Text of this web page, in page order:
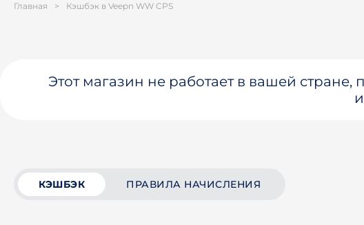
Главная > Кэшбэк в Veepn WW CPS
Этот магазин не работает в вашей стране,
КЭШБЭК ПРАВИЛА НАЧИСЛЕНИЯ